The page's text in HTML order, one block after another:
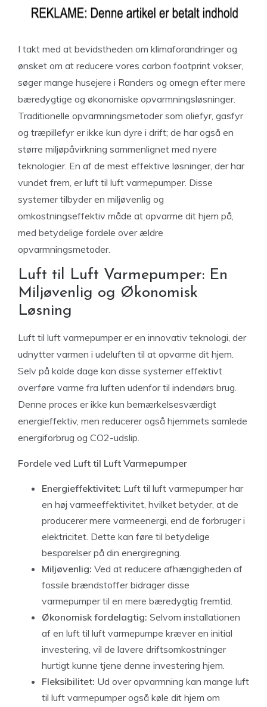
I takt med at bevidstheden om klimaforandringer og
ønsket om at reducere vores carbon footprint vokser,
søger mange husejere i Randers og omegn efter mere
bæredygtige og økonomiske opvarmningsløsninger.
Traditionelle opvarmningsmetoder som oliefyr, gasfyr
og træpillefyr er ikke kun dyre i drift; de har også en
større miljøpåvirkning sammenlignet med nyere
teknologier. En af de mest effektive løsninger, der har
vundet frem, er luft til luft varmepumper. Disse
systemer tilbyder en miljøvenlig og
omkostningseffektiv måde at opvarme dit hjem på,
med betydelige fordele over ældre
opvarmningsmetoder.
Luft til Luft Varmepumper: En
Miljøvenlig og Økonomisk
Løsning
Luft til luft varmepumper er en innovativ teknologi, der
udnytter varmen i udeluften til at opvarme dit hjem.
Selv på kolde dage kan disse systemer effektivt
overføre varme fra luften udenfor til indendørs brug.
Denne proces er ikke kun bemærkelsesværdigt
energieffektiv, men reducerer også hjemmets samlede
energiforbrug og CO2-udslip.
Fordele ved Luft til Luft Varmepumper
Energieffektivitet: Luft til luft varmepumper har
en høj varmeeffektivitet, hvilket betyder, at de
producerer mere varmeenergi, end de forbruger i
elektricitet. Dette kan føre til betydelige
besparelser på din energiregning.
Miljøvenlig: Ved at reducere afhængigheden af
fossile brændstoffer bidrager disse
varmepumper til en mere bæredygtig fremtid.
Økonomisk fordelagtig: Selvom installationen
af en luft til luft varmepumpe kræver en initial
investering, vil de lavere driftsomkostninger
hurtigt kunne tjene denne investering hjem.
Fleksibilitet: Ud over opvarmning kan mange luft
til luft varmepumper også køle dit hjem om